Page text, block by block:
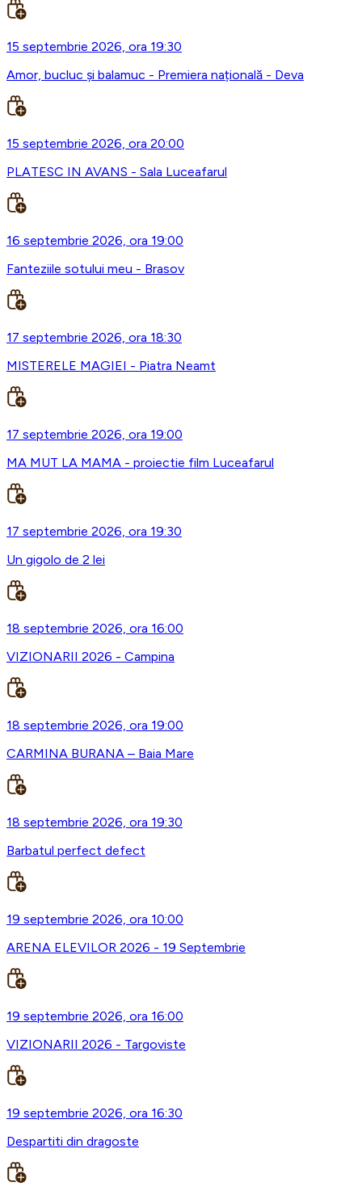
15 septembrie 2026, ora 19:30
Amor, bucluc și balamuc - Premiera națională - Deva
15 septembrie 2026, ora 20:00
PLATESC IN AVANS - Sala Luceafarul
16 septembrie 2026, ora 19:00
Fanteziile sotului meu - Brasov
17 septembrie 2026, ora 18:30
MISTERELE MAGIEI - Piatra Neamt
17 septembrie 2026, ora 19:00
MA MUT LA MAMA - proiectie film Luceafarul
17 septembrie 2026, ora 19:30
Un gigolo de 2 lei
18 septembrie 2026, ora 16:00
VIZIONARII 2026 - Campina
18 septembrie 2026, ora 19:00
CARMINA BURANA – Baia Mare
18 septembrie 2026, ora 19:30
Barbatul perfect defect
19 septembrie 2026, ora 10:00
ARENA ELEVILOR 2026 - 19 Septembrie
19 septembrie 2026, ora 16:00
VIZIONARII 2026 - Targoviste
19 septembrie 2026, ora 16:30
Despartiti din dragoste